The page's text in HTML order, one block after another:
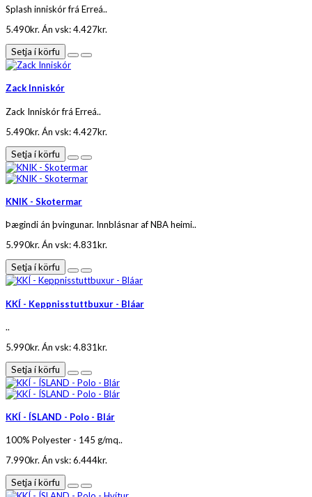
Splash inniskór frá Erreá..
5.490kr. Án vsk: 4.427kr.
Setja í körfu
Zack Inniskór
Zack Inniskór frá Erreá..
5.490kr. Án vsk: 4.427kr.
Setja í körfu
KNIK - Skotermar
Þægindi án þvingunar. Innblásnar af NBA heimi..
5.990kr. Án vsk: 4.831kr.
Setja í körfu
KKÍ - Keppnisstuttbuxur - Bláar
..
5.990kr. Án vsk: 4.831kr.
Setja í körfu
KKÍ - ÍSLAND - Polo - Blár
100% Polyester - 145 g/mq..
7.990kr. Án vsk: 6.444kr.
Setja í körfu